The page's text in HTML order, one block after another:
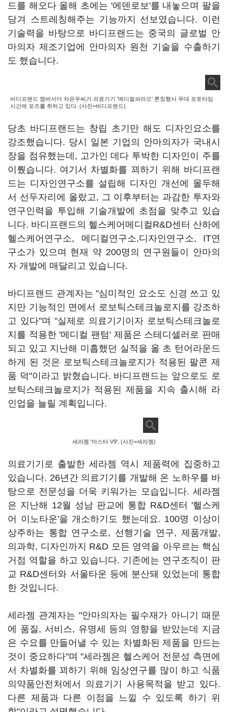
드를 해오다 올해 초에는 '에덴로보'를 내놓으며 팔을
당겨 스트레칭해주는 기능까지 선보였습니다. 이런
기술력을 바탕으로 바디프랜드는 중국의 글로벌 안
마의자 제조기업에 안마의자 원천 기술을 수출하기
도 했습니다.
바디프랜드 엠버서더 차은우씨가 의료기기 '메디컬파라오' 론칭행사 무대 포토타임
시간에 포즈를 취하고 있다. (사진=바디프랜드)
당초 바디프랜드는 창립 초기만 해도 디자인요소를
강조했습니다. 당시 일본 기업의 안마의자가 국내시
장을 점유했는데, 고가인 데다 투박한 디자인이 주를
이뤘습니다. 여기서 차별화를 꾀하기 위해 바디프랜
드는 디자인연구소를 설립해 디자인 개선에 몰두해
서 선두자리에 올랐고, 그 이후부터는 과감한 투자와
연구인력을 투입해 기술개발에 초점을 맞추고 있습
니다. 바디프랜드의 헬스케어메디컬R&D센터 산하에
헬스케어연구소, 메디컬연구소,디자인연구소, IT연
구소가 있으며 현재 약 200명의 연구원들이 안마의
자 개발에 매달리고 있습니다.
바디프랜드 관계자는 "심미적인 요소도 신경 쓰고 있
지만 기능적인 면에서 로보틱스테크놀로지를 강조하
고 있다"며 "실제로 의료기기이자 로보틱스테크놀로
지를 적용한 '메디컬 팬텀' 제품은 스테디셀러로 판매
되고 있고 지난해 미흡했던 실적을 올 초 턴어라운드
하게 된 것은 로보틱스테크놀로지가 적용된 팔콘 제
품 덕"이라고 밝혔습니다. 바디프랜드는 앞으로도 로
보틱스테크놀로지가 적용된 제품을 지속 출시해 라
인업을 늘릴 계획입니다.
세라젬 '마스터 V9'. (사진=세라젬)
의료기기로 출발한 세라젬 역시 제품력에 집중하고
있습니다. 26년간 의료기기를 개발해 온 노하우를 바
탕으로 전문성을 더욱 키워가는 모습입니다. 세라젬
은 지난해 12월 성남 판교에 통합 R&D센터 '헬스케
어 이노타운'을 개소하기도 했는데요. 100명 이상이
상주하는 통합 연구소로, 선행기술 연구, 제품개발,
의과학, 디자인까지 R&D 모든 영역을 아우르는 핵심
거점 역할을 하고 있습니다. 기존에는 연구조직이 판
교 R&D센터와 서울타운 등에 분산돼 있었는데 통합
한 것입니다.
세라젬 관계자는 "안마의자는 필수재가 아니기 때문
에 품질, 서비스, 유명세 등의 영향을 받았는데 지금
은 수요를 만들어낼 수 있는 차별화된 제품을 만드는
것이 중요하다"며 "세라젬은 헬스케어 전문성 측면에
서 차별화를 꾀하기 위해 임상연구를 많이 하고 식품
의약품안전처에서 의료기기 사용목적을 받고 있다.
다른 제품과 다른 이점을 느낄 수 있도록 하기 위